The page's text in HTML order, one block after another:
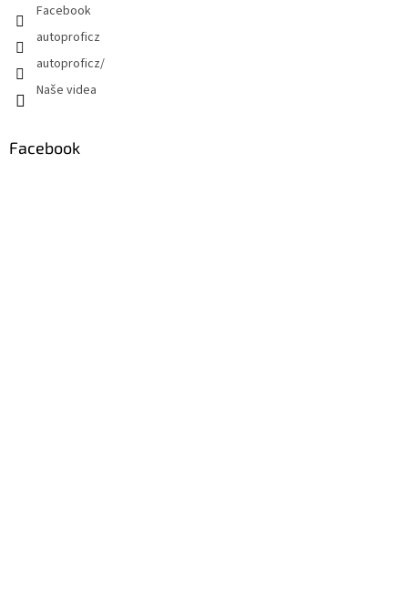
Facebook
autoproficz
autoproficz/
Naše videa
Facebook